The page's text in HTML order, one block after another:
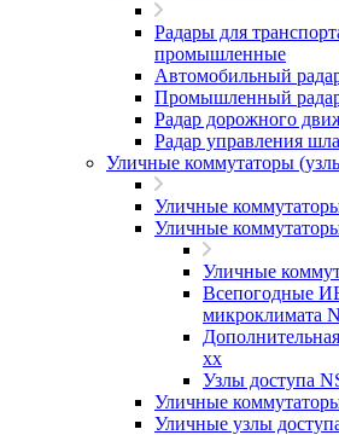
Радары для
промышленные
Автомобильный
Промышленный
Радар дорожного
Радар управления
Уличные коммутаторы
Уличные
Уличные
Уличные
Всепогодные
микроклимата
xx
Узлы доступа
Уличные
Уличные узлы